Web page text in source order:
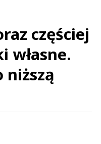
częściej
własne.
niższą